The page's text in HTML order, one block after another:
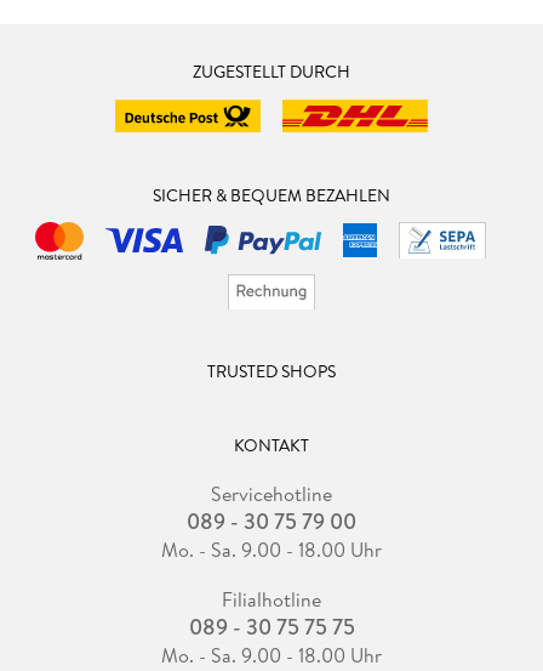
ZUGESTELLT DURCH
SICHER & BEQUEM BEZAHLEN
TRUSTED SHOPS
KONTAKT
Servicehotline
089 - 30 75 79 00
Mo. - Sa. 9.00 - 18.00 Uhr
Filialhotline
089 - 30 75 75 75
Mo. - Sa. 9.00 - 18.00 Uhr